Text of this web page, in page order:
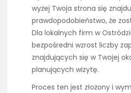
wyżej Twoja strona się
prawdopodobieństwo, że
Dla lokalnych firm w
bezpośredni wzrost liczby
znajdujących się w Twojej
planujących wizytę.
Proces ten jest złożony i